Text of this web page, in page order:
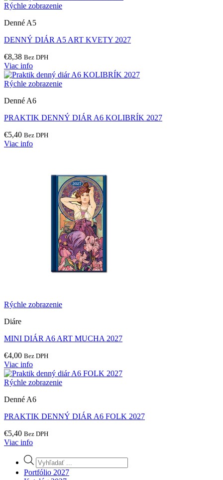
Rýchle zobrazenie
Denné A5
DENNÝ DIÁR A5 ART KVETY 2027
€8,38 Bez DPH
Viac info
Rýchle zobrazenie
Denné A6
PRAKTIK DENNÝ DIÁR A6 KOLIBRÍK 2027
€5,40 Bez DPH
Viac info
Rýchle zobrazenie
Diáre
MINI DIÁR A6 ART MUCHA 2027
€4,00 Bez DPH
Viac info
Rýchle zobrazenie
Denné A6
PRAKTIK DENNÝ DIÁR A6 FOLK 2027
€5,40 Bez DPH
Viac info
Products
search
Portfólio 2027